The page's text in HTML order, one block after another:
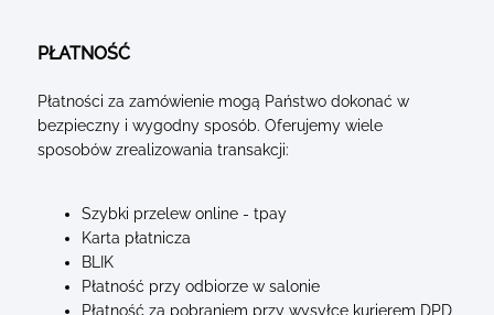
PŁATNOŚĆ
Płatności za zamówienie mogą Państwo dokonać w
bezpieczny i wygodny sposób. Oferujemy wiele
sposobów zrealizowania transakcji:
Szybki przelew online - tpay
Karta płatnicza
BLIK
Płatność przy odbiorze w salonie
Płatność za pobraniem przy wysyłce kurierem DPD